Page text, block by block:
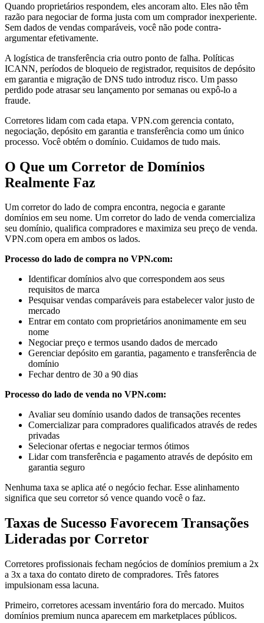
Quando proprietários respondem, eles ancoram alto. Eles não têm
razão para negociar de forma justa com um comprador inexperiente.
Sem dados de vendas comparáveis, você não pode contra-
argumentar efetivamente.
A logística de transferência cria outro ponto de falha. Políticas
ICANN, períodos de bloqueio de registrador, requisitos de depósito
em garantia e migração de DNS tudo introduz risco. Um passo
perdido pode atrasar seu lançamento por semanas ou expô-lo a
fraude.
Corretores lidam com cada etapa. VPN.com gerencia contato,
negociação, depósito em garantia e transferência como um único
processo. Você obtém o domínio. Cuidamos de tudo mais.
O Que um Corretor de Domínios
Realmente Faz
Um corretor do lado de compra encontra, negocia e garante
domínios em seu nome. Um corretor do lado de venda comercializa
seu domínio, qualifica compradores e maximiza seu preço de venda.
VPN.com opera em ambos os lados.
Processo do lado de compra no VPN.com:
Identificar domínios alvo que correspondem aos seus
requisitos de marca
Pesquisar vendas comparáveis para estabelecer valor justo de
mercado
Entrar em contato com proprietários anonimamente em seu
nome
Negociar preço e termos usando dados de mercado
Gerenciar depósito em garantia, pagamento e transferência de
domínio
Fechar dentro de 30 a 90 dias
Processo do lado de venda no VPN.com:
Avaliar seu domínio usando dados de transações recentes
Comercializar para compradores qualificados através de redes
privadas
Selecionar ofertas e negociar termos ótimos
Lidar com transferência e pagamento através de depósito em
garantia seguro
Nenhuma taxa se aplica até o negócio fechar. Esse alinhamento
significa que seu corretor só vence quando você o faz.
Taxas de Sucesso Favorecem Transações
Lideradas por Corretor
Corretores profissionais fecham negócios de domínios premium a 2x
a 3x a taxa do contato direto de compradores. Três fatores
impulsionam essa lacuna.
Primeiro, corretores acessam inventário fora do mercado. Muitos
domínios premium nunca aparecem em marketplaces públicos.